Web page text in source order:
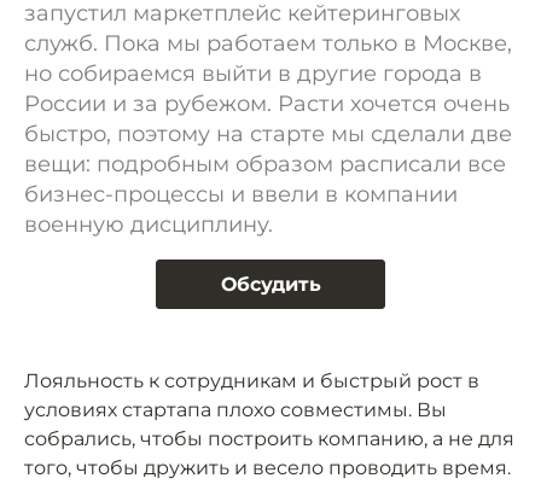
запустил маркетплейс кейтеринговых
служб. Пока мы работаем только в Москве,
но собираемся выйти в другие города в
России и за рубежом. Расти хочется очень
быстро, поэтому на старте мы сделали две
вещи: подробным образом расписали все
бизнес-процессы и ввели в компании
военную дисциплину.
Обсудить
Лояльность к сотрудникам и быстрый рост в
условиях стартапа плохо совместимы. Вы
собрались, чтобы построить компанию, а не для
того, чтобы дружить и весело проводить время.